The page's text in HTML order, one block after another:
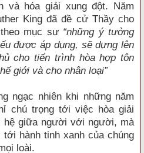
và hóa giải xung đột. Năm
King đã đề cử Thầy cho
mục sư “những ý tưởng
được áp dụng, sẽ dựng lên
cho tiến trình hòa hợp tôn
giới và cho nhân loại”
ngạc nhiên khi những năm
chú trọng tới việc hòa giải
hệ giữa người với người, mà
hành tinh xanh của chúng
loài.